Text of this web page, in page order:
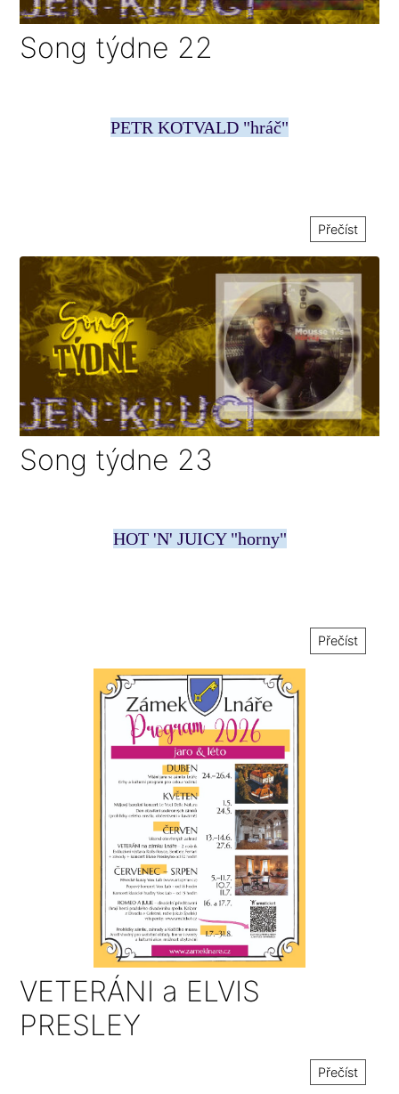
Song týdne 22
PETR KOTVALD "hráč"
Přečíst
Song týdne 23
HOT 'N' JUICY "horny"
Přečíst
VETERÁNI a ELVIS
PRESLEY
Přečíst